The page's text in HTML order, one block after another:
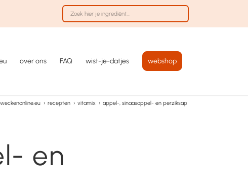
over ons FAQ wist-je-datjes webshop
weckenonline.eu › recepten › vitamix › appel-, sinaasappel- en perziksap
en